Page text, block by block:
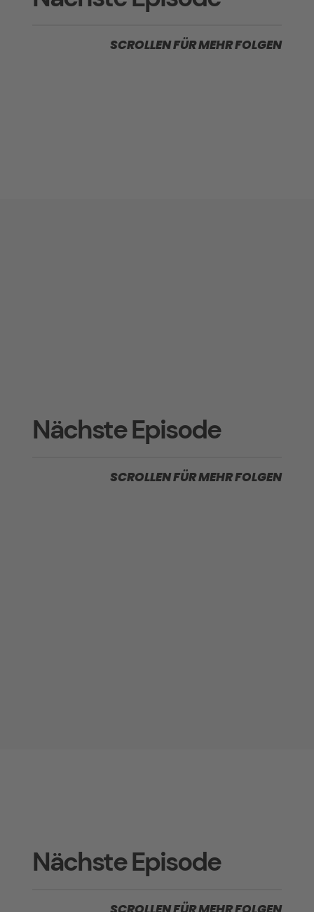
SCROLLEN FÜR MEHR FOLGEN
Nächste Episode
SCROLLEN FÜR MEHR FOLGEN
Nächste Episode